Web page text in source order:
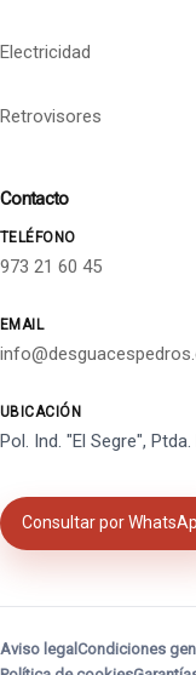
Electricidad
Retrovisores
Contacto
TELÉFONO
973 21 60 45
EMAIL
UBICACIÓN
Pol. Ind. "El Segre",
Consultar por
Aviso legalCondiciones